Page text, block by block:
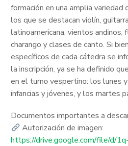
formación en una amplia
los que se destacan violín,
latinoamericana, vientos andinos,
charango y clases de canto. Si
específicos de cada cátedra se
la inscripción, ya se ha definido
en el turno vespertino: los lunes
infancias y jóvenes, y los martes
Documentos importantes a
Autorización de imagen:
https://drive.google.com/file/d/